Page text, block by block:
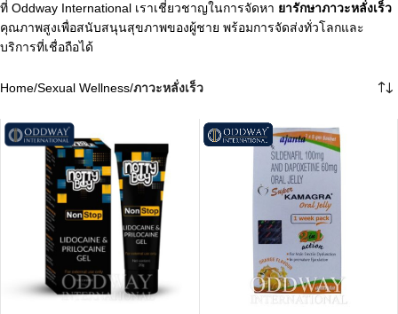
ที่ Oddway International เราเชี่ยวชาญในการจัดหา ยารักษาภาวะหลั่งเร็ว
คุณภาพสูงเพื่อสนับสนุนสุขภาพของผู้ชาย พร้อมการจัดส่งทั่วโลกและ
บริการที่เชื่อถือได้
Home/Sexual Wellness/ภาวะหลั่งเร็ว